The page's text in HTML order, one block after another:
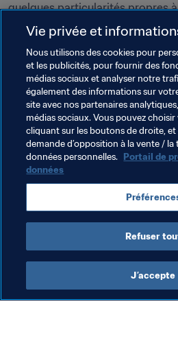
quelques particularités propres
place et puisse travailler dans la
très bon travail."
"Nous n'avons plus de complexe
savons que la seule recette
travailler et de croire en
réussir de belles choses",
Chelo.
Thèmes en lien
Chile CONMEBOL
Vie privée et
Nous utilisons des cookies pour
et les publicités, pour fournir des
médias sociaux et analyser notre
également des informations sur
site avec nos partenaires
médias sociaux. Vous pouvez
cliquant sur les boutons de droite,
demande d’opposition à la vente /
données personnelles. Portail de
données
Refuser
J’accepte